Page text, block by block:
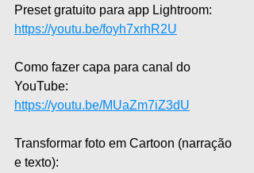
Preset gratuito para app Lightroom:
https://youtu.be/foyh7xrhR2U
Como fazer capa para canal do
YouTube:
https://youtu.be/MUaZm7iZ3dU
Transformar foto em Cartoon (narração
e texto):